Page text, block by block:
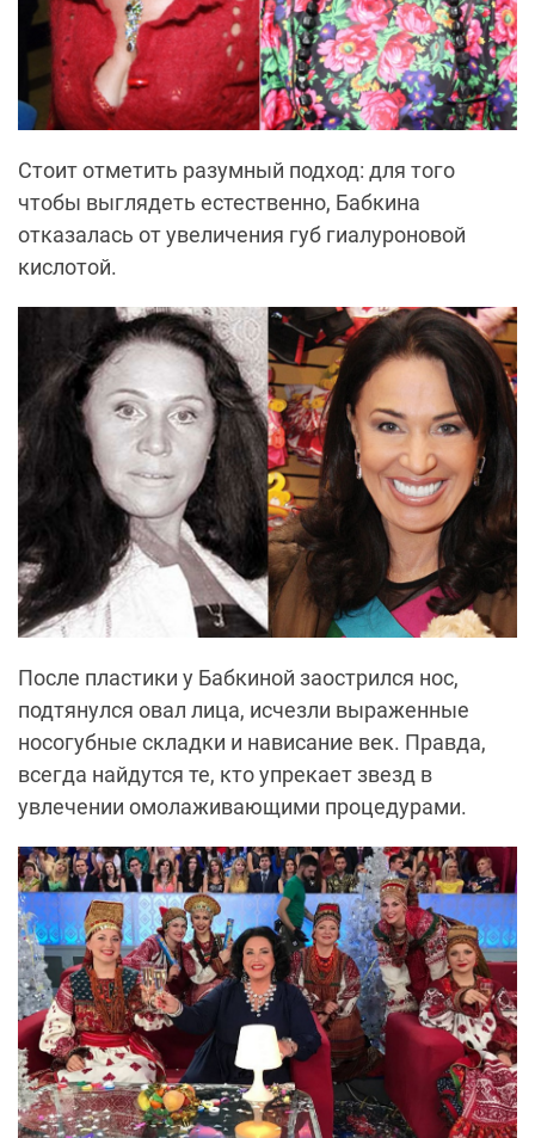
Стоит отметить разумный подход: для того
чтобы выглядеть естественно, Бабкина
отказалась от увеличения губ гиалуроновой
кислотой.
После пластики у Бабкиной заострился нос,
подтянулся овал лица, исчезли выраженные
носогубные складки и нависание век. Правда,
всегда найдутся те, кто упрекает звезд в
увлечении омолаживающими процедурами.